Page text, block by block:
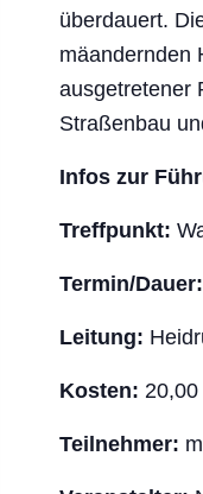
überdauert.
mäandernden
ausgetretener
Straßenbau
Infos zur
Treffpunkt:
Termin/Dauer:
Leitung:
Kosten:
Teilnehmer: